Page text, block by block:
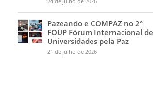
24 de julho de 2026
Pazeando e COMPAZ no 2°
FOUP Fórum Internacional de
Universidades pela Paz
21 de julho de 2026